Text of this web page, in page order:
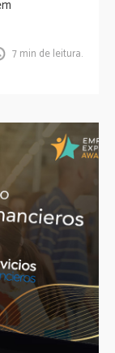
7 min de leitura.